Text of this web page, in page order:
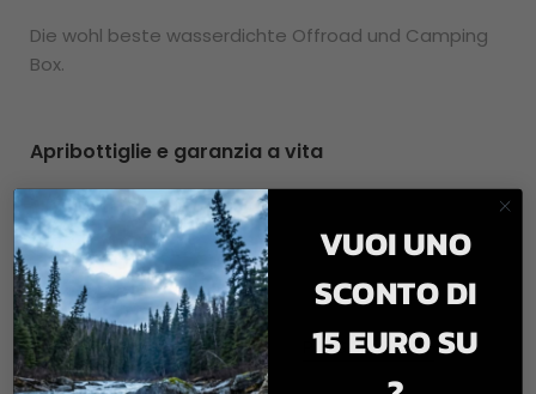
Die wohl beste wasserdichte Offroad und Camping
Box.
Apribottiglie e garanzia a vita
An der Außenseite der PAXSON Offroad und Camping
Boxen befindet sich ein Flaschenöffner und die
praktischen Tragegriffe.
Alle PAXSON Boxen haben 2 Jahre Garantie und
können durch PAXSON Care+ gegen Diebstahl und
Schäden abgesichert werden:
PAXSON Care+
VUOI UNO
SCONTO DI
15 EURO SU